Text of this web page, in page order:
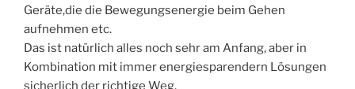
Geräte,die die Bewegungsenergie beim Gehen
aufnehmen etc.
Das ist natürlich alles noch sehr am Anfang, aber in
Kombination mit immer energiesparendern Lösungen
sicherlich der richtige Weg.